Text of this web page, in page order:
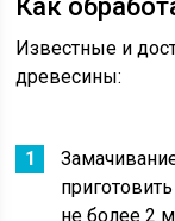
Как
Известные и
древесины:
не более 2